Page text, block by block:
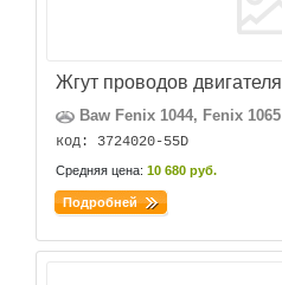
Baw Fenix 1044, Fenix 1065
код: 3724020-55D
Средняя цена: 10 680 руб.
Подробней